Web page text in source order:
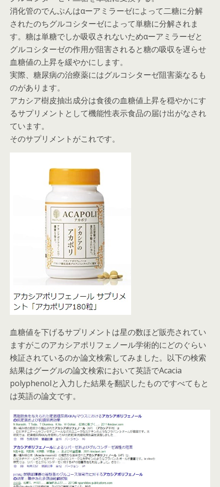
消化管のでんぷんはαーアミラーゼによって二糖に分解
されたのちグルコシターゼによって単糖に分解されま
す。糖は単糖でしか吸収されないためαーアミラーゼと
グルコシターゼの作用が阻害されると糖の吸収を遅らせ
血糖値の上昇を緩やかにします。
実際、糖尿病の治療薬にはグルコシターゼ阻害薬なるも
のがあります。
アカシア樹皮抽出成分は食後の血糖値上昇を穏やかにす
るサプリメントとして機能性表示食品の届け出がなされ
ています。
そのサプリメントがこれです。
血糖値を下げるサプリメントは星の数ほど販売されてい
ますがこのアカシアポリフェノール学術的にどのぐらい
検証されているのか論文検索してみました。以下の検索
結果はグーグルの論文検索において英語でAcacia
polyphenolと入力した結果を翻訳したものですべてもと
は英語の論文です。